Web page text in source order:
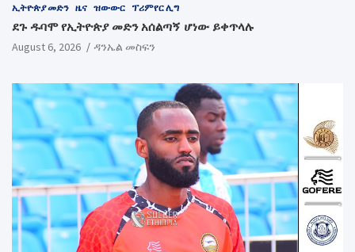
ኢትዮጵያ መድን ዜና ዝውውር ፕሪምየር ሊግ
ደጉ ዱባሞ የኢትዮጵያ መድን አሰልጣኝ ሆነው ይቀጥላሉ
August 6, 2026 ዳንኤል መስፍን